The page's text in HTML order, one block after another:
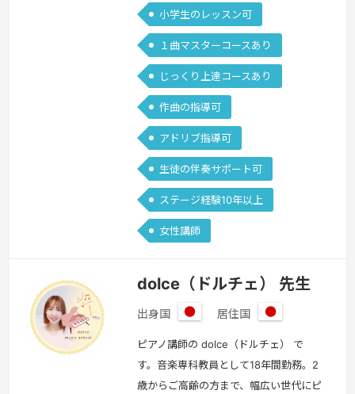
意です。また、ドラマ・映画・ゲーム・
CMなどの音楽にも関わってきた経験を
通して、「どうすればより多くの人の…
続きを見る »
小学生のレッスン可
１曲マスターコースあり
じっくり上達コースあり
作曲の指導可
アドリブ指導可
生徒の伴奏サポート可
ステージ経験10年以上
女性講師
dolce（ドルチェ） 先生
出身国
本
居住国
本
ピアノ講師の dolce（ドルチェ） で
す。音楽専科教員として18年間勤務。2
歳からご高齢の方まで、幅広い世代にピ